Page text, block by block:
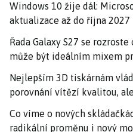
Windows 10 žije dál:
aktualizace až do října 2027
Řada Galaxy S27 se
může být ideálním mixem
Nejlepším 3D tiskárnám
porovnání vítězí kvalitou,
Co víme o nových
radikální proměnu i nový